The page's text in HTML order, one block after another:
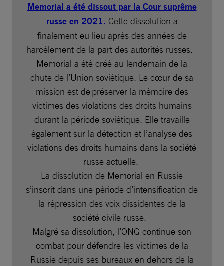
Memorial a été dissout par la Cour suprême
russe en 2021. Cette dissolution a
finalement eu lieu après des années de
harcèlement de la part des autorités russes.
Memorial a été créé au lendemain de la
chute de l’Union soviétique. Le cœur de sa
mission est de préserver la mémoire des
victimes des violations des droits humains
durant la période soviétique. Elle travaille
également sur la détection et l’analyse des
violations des droits humains dans la société
russe actuelle.
La dissolution de Memorial en Russie
s’inscrit dans une période d’intensification de
la répression des voix dissidentes de la
société civile russe.
Malgré sa dissolution, l’ONG continue son
combat pour défendre les victimes de la
Russie depuis ses bureaux en dehors de la